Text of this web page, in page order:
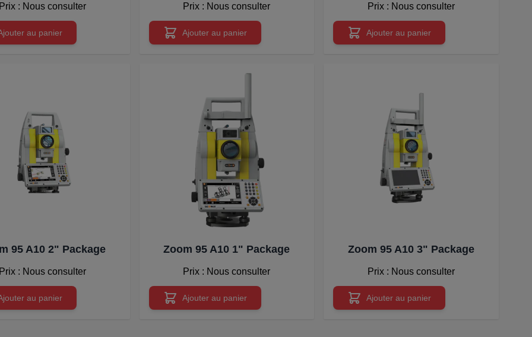
: Nous consulter
au panier
Prix : Nous consulter
Ajouter au panier
Prix : Nous consulter
Ajouter au panier
95 A10 2" Package
: Nous consulter
au panier
Zoom 95 A10 1" Package
Prix : Nous consulter
Ajouter au panier
Zoom 95 A10 3" Package
Prix : Nous consulter
Ajouter au panier